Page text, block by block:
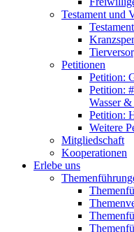
Testament und
Petitionen
Petition:
Petition:
Wasser
Petition:
Weitere
Mitgliedschaft
Kooperationen
Erlebe uns